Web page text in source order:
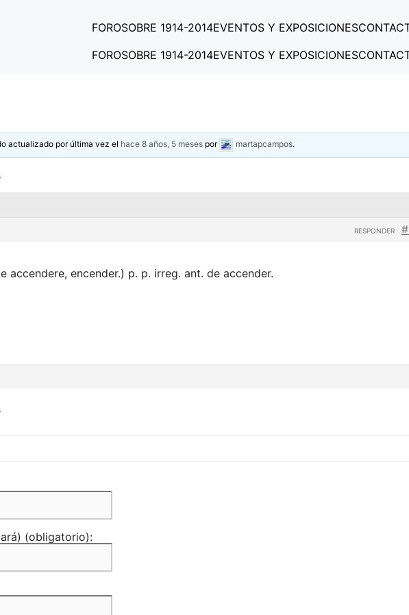
FOROSOBRE 1914-2014EVENTOS Y EXPOSICIONES
FOROSOBRE 1914-2014EVENTOS Y EXPOSICIONES
actualizado por última vez el hace 8 años, 5 mesespor martapcampos.
RESPONDER
accendere, encender.) p. p. irreg. ant. de accender.
(obligatorio):